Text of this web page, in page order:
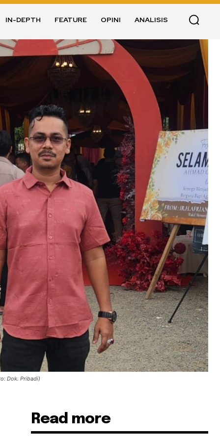
IN-DEPTH FEATURE OPINI ANALISIS
Dok. Pribadi)
Read more